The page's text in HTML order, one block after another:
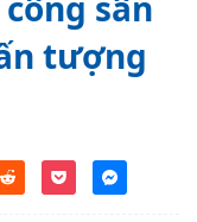
tông thương phẩm
tượng